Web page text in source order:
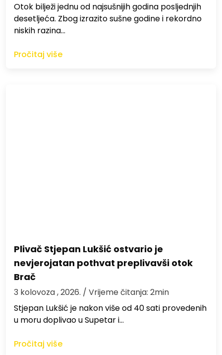
Otok bilježi jednu od najsušnijih godina posljednjih
desetljeća. Zbog izrazito sušne godine i rekordno
niskih razina…
Pročitaj više
Plivač Stjepan Lukšić ostvario je
nevjerojatan pothvat preplivavši otok
Brač
3 kolovoza , 2026. / Vrijeme čitanja: 2min
St​jepan Lukšić je nakon više od 40 sati provedenih
u moru doplivao u Supetar i…
Pročitaj više